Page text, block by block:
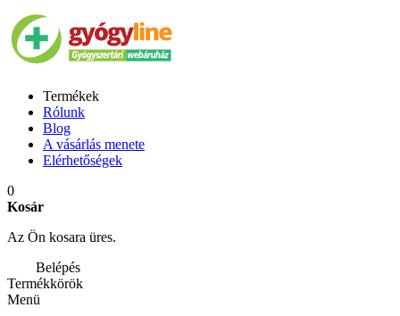
Termékek
Rólunk
Blog
A vásárlás menete
Elérhetőségek
0
Kosár
Az Ön kosara üres.
Belépés
Termékkörök
Menü